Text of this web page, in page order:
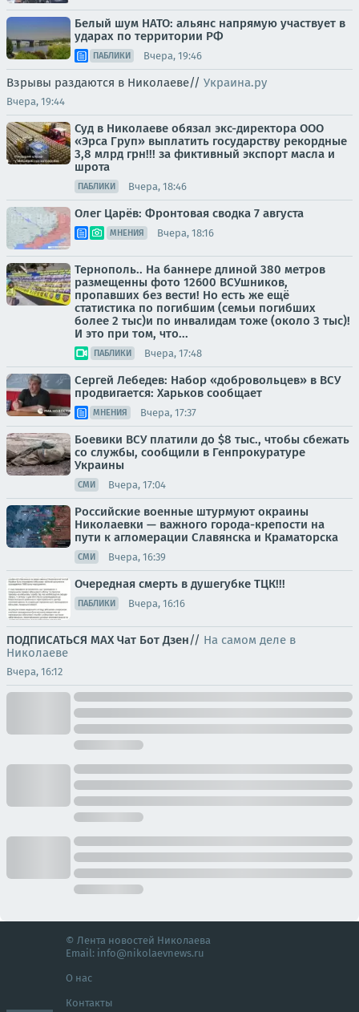
Белый шум НАТО: альянс напрямую участвует в
ударах по территории РФ
ПАБЛИКИ Вчера, 19:46
Взрывы раздаются в Николаеве// Украина.ру
Вчера, 19:44
Суд в Николаеве обязал экс-директора ООО
«Эрса Груп» выплатить государству рекордные
3,8 млрд грн!!! за фиктивный экспорт масла и
шрота
ПАБЛИКИ Вчера, 18:46
Олег Царёв: Фронтовая сводка 7 августа
МНЕНИЯ Вчера, 18:16
Тернополь.. На баннере длиной 380 метров
размещенны фото 12600 ВСУшников,
пропавших без вести! Но есть же ещё
статистика по погибшим (семьи погибших
более 2 тыс)и по инвалидам тоже (около 3 тыс)!
И это при том, что...
ПАБЛИКИ Вчера, 17:48
Сергей Лебедев: Набор «добровольцев» в ВСУ
продвигается: Харьков сообщает
МНЕНИЯ Вчера, 17:37
Боевики ВСУ платили до $8 тыс., чтобы сбежать
со службы, сообщили в Генпрокуратуре
Украины
СМИ Вчера, 17:04
Российские военные штурмуют окраины
Николаевки — важного города-крепости на
пути к агломерации Славянска и Краматорска
СМИ Вчера, 16:39
Очередная смерть в душегубке ТЦК!!!
ПАБЛИКИ Вчера, 16:16
ПОДПИСАТЬСЯ МАХ Чат Бот Дзен// На самом деле в
Николаеве
Вчера, 16:12
© Лента новостей Николаева
Email: info@nikolaevnews.ru
О нас
Контакты